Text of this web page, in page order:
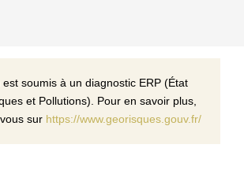
est soumis à un diagnostic ERP (État
et Pollutions). Pour en savoir plus,
sur https://www.georisques.gouv.fr/